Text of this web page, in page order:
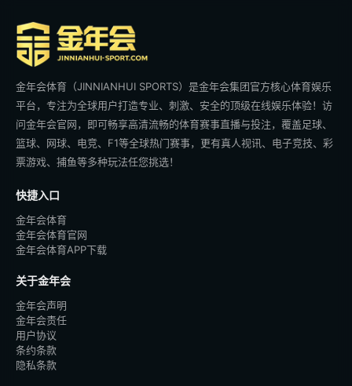
金年会体育（JINNIANHUI SPORTS）是金年会集团官方核心体育娱乐
平台，专注为全球用户打造专业、刺激、安全的顶级在线娱乐体验！访
问金年会官网，即可畅享高清流畅的体育赛事直播与投注，覆盖足球、
篮球、网球、电竞、F1等全球热门赛事，更有真人视讯、电子竞技、彩
票游戏、捕鱼等多种玩法任您挑选！
快捷入口
金年会体育
金年会体育官网
金年会体育APP下载
关于金年会
金年会声明
金年会责任
用户协议
条约条款
隐私条款